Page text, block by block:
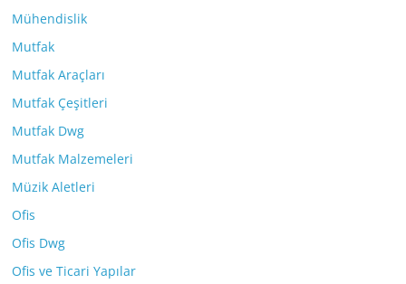
Mühendislik
Mutfak
Mutfak Araçları
Mutfak Çeşitleri
Mutfak Dwg
Mutfak Malzemeleri
Müzik Aletleri
Ofis
Ofis Dwg
Ofis ve Ticari Yapılar